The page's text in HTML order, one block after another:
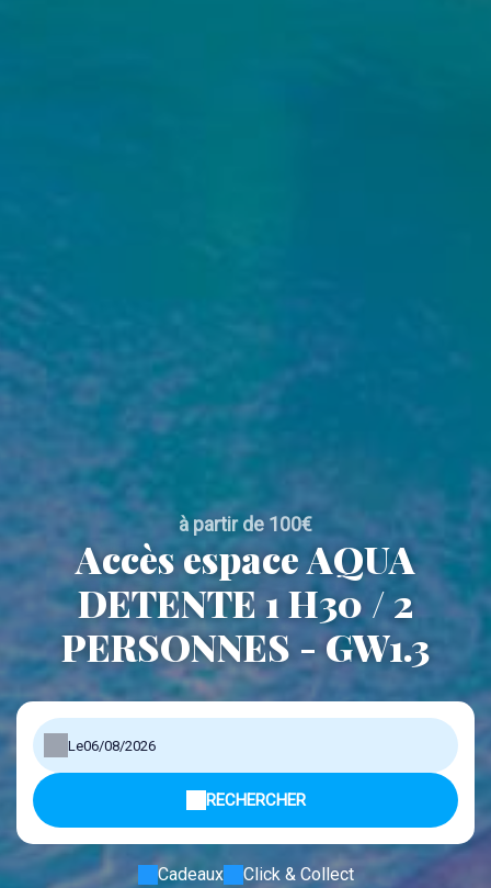
à partir de 100€
Accès espace AQUA
DETENTE 1 H30 / 2
PERSONNES - GW1.3
Le
RECHERCHER
Cadeaux Click & Collect